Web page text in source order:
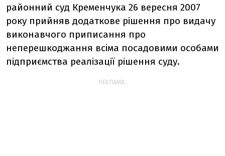
районний суд Кременчука 26 вересня 2007
року прийняв додаткове рішення про видачу
виконавчого приписання про
неперешкоджання всіма посадовими особами
підприємства реалізації рішення суду.
РЕКЛАМА: